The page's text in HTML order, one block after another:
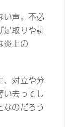
い声。不必
足取りや誹
炎上の
、対立や分
い去ってし
なのだろう